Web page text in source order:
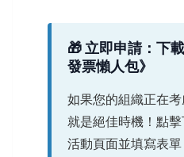
🎁 立即申請：下
發票懶人包》
如果您的組織正在
就是絕佳時機！點
活動頁面並填寫表